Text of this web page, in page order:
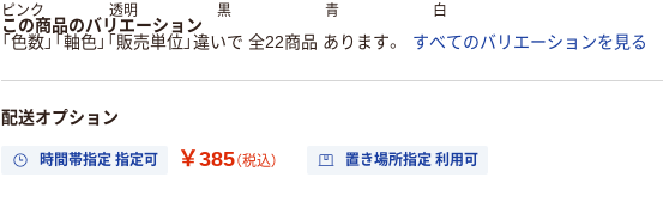
ピンク 透明 黒 青 白
この商品のバリエーション
「色数」「軸色」「販売単位」違いで 全22商品 あります。
すべてのバリエーションを見る
配送オプション
時間帯指定 指定可 ￥385（税込） 置き場所指定 利用可